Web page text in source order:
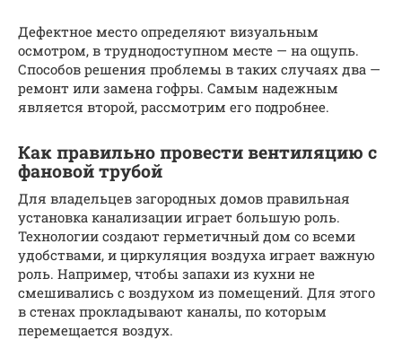
Дефектное место определяют визуальным
осмотром, в труднодоступном месте — на ощупь.
Способов решения проблемы в таких случаях два —
ремонт или замена гофры. Самым надежным
является второй, рассмотрим его подробнее.
Как правильно провести вентиляцию с
фановой трубой
Для владельцев загородных домов правильная
установка канализации играет большую роль.
Технологии создают герметичный дом со всеми
удобствами, и циркуляция воздуха играет важную
роль. Например, чтобы запахи из кухни не
смешивались с воздухом из помещений. Для этого
в стенах прокладывают каналы, по которым
перемещается воздух.